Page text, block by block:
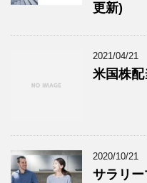
更新)
2021/04/21
米国株配
2020/10/21
サラリ